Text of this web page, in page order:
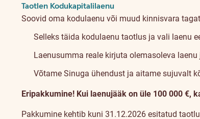
Taotlen Kodukapitalilaenu
Soovid oma kodulaenu või muud kinnisvara
Selleks täida kodulaenu taotlus ja vali laenu
Laenusumma reale kirjuta olemasoleva laenu
Võtame Sinuga ühendust ja aitame sujuvalt
Eripakkumine! Kui laenujääk on üle 100 000 €,
Pakkumine kehtib kuni 31.12.2026 esitatud